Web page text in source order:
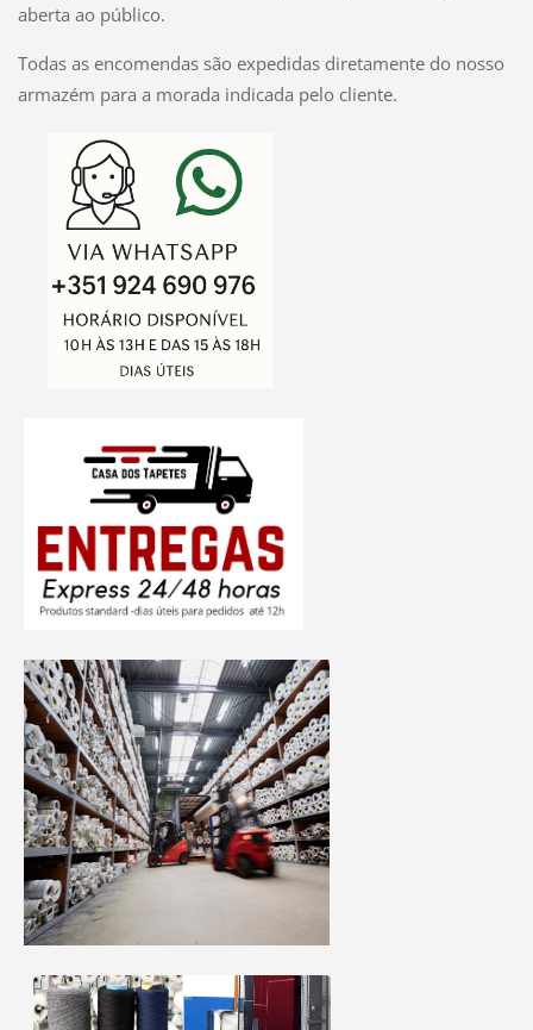
aberta ao público.
Todas as encomendas são expedidas diretamente do nosso
armazém para a morada indicada pelo cliente.